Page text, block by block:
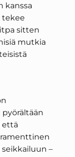
kanssa
tekee
sitten
mutkia
että
–